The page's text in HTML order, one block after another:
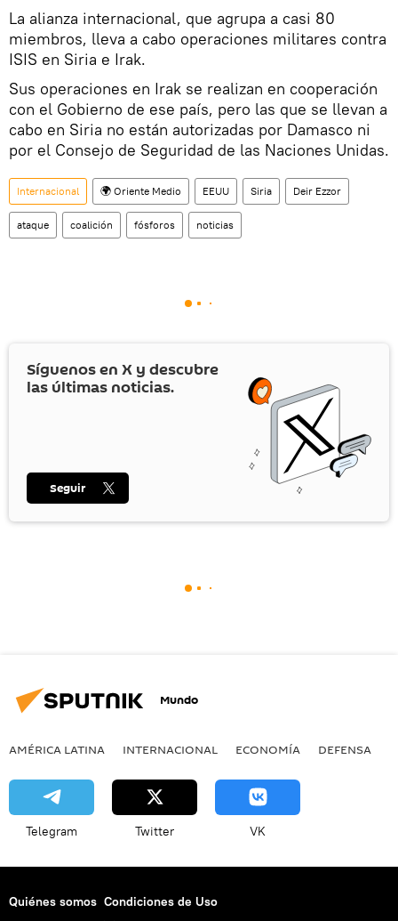
La alianza internacional, que agrupa a casi 80
miembros, lleva a cabo operaciones militares contra
ISIS en Siria e Irak.
Sus operaciones en Irak se realizan en cooperación
con el Gobierno de ese país, pero las que se llevan a
cabo en Siria no están autorizadas por Damasco ni
por el Consejo de Seguridad de las Naciones Unidas.
Internacional 🌍 Oriente Medio EEUU Siria Deir Ezzor
ataque coalición fósforos noticias
Síguenos en X y descubre
las últimas noticias.
Seguir
Mundo
AMÉRICA LATINA INTERNACIONAL ECONOMÍA DEFENSA
Telegram Twitter VK
Quiénes somos Condiciones de Uso